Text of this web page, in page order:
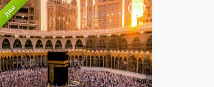
مميز +